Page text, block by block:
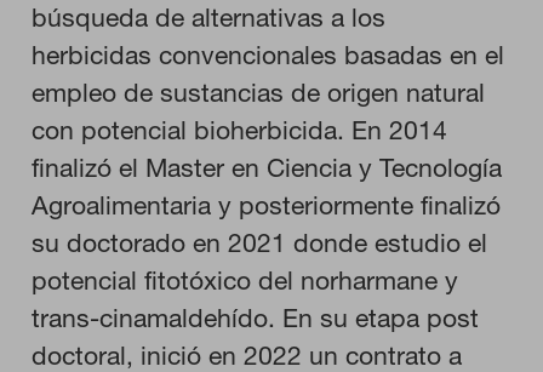
búsqueda de alternativas a los
herbicidas convencionales basadas en el
empleo de sustancias de origen natural
con potencial bioherbicida. En 2014
finalizó el Master en Ciencia y Tecnología
Agroalimentaria y posteriormente finalizó
su doctorado en 2021 donde estudio el
potencial fitotóxico del norharmane y
trans-cinamaldehído. En su etapa post
doctoral, inició en 2022 un contrato a
CONFIGURACIÓN DE COOKIES
RECHAZAR TODO